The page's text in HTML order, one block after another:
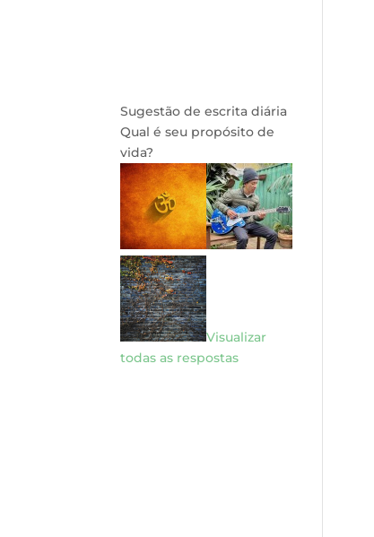
Sugestão de escrita diária
Qual é seu propósito de
vida?
Visualizar
todas as respostas